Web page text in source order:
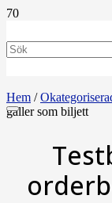
Hem /
gäller som biljett